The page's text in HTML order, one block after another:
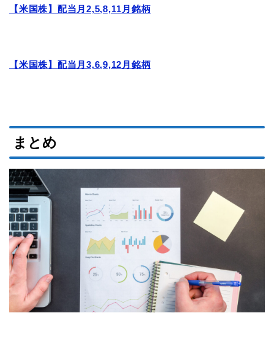
【米国株】配当月2,5,8,11月銘柄
【米国株】配当月3,6,9,12月銘柄
まとめ